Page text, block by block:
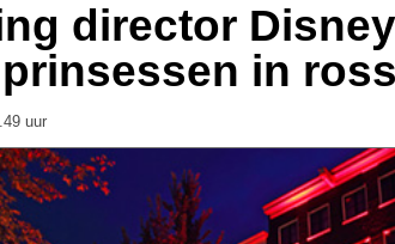
director
in
uur